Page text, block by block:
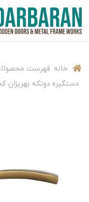
خانه فهرست
دستگيره دوتكه بهريزان كد 4002 زیتونی + قفل و